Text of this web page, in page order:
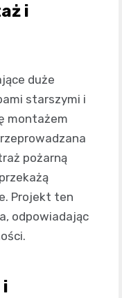
i
duże
starszymi i
montażem
pożarną
Projekt ten
odpowiadając
i